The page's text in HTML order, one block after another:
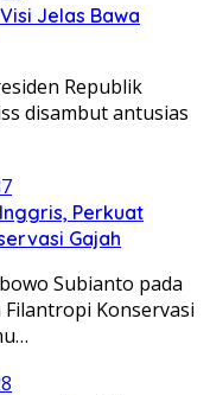
Jelas Bawa
Republik
disambut antusias
Perkuat
Gajah
Subianto pada
Konservasi